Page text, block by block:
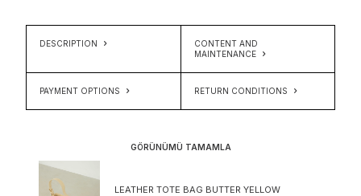
DESCRIPTION
CONTENT AND
MAINTENANCE
PAYMENT OPTIONS RETURN CONDITIONS
GÖRÜNÜMÜ TAMAMLA
LEATHER TOTE BAG BUTTER YELLOW